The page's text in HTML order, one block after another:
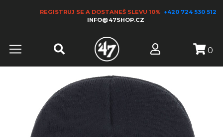
REGISTRUJ SE A DOSTANEŠ SLEVU 10% +420 724 530 512
INFO@47SHOP.CZ
0